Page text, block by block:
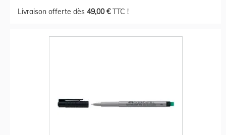
Livraison offerte dès 49,00 €TTC !